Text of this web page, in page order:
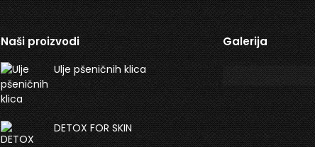
Naši proizvodi
Ulje pšeničnih klica
DETOX FOR SKIN
Galerija